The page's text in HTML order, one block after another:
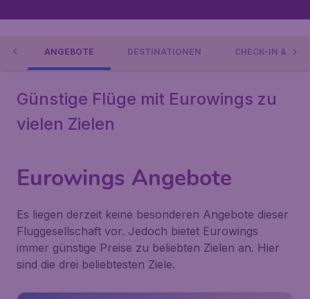
ANGEBOTE DESTINATIONEN CHECK-IN &
Günstige Flüge mit Eurowings zu
vielen Zielen
Eurowings Angebote
Es liegen derzeit keine besonderen Angebote dieser
Fluggesellschaft vor. Jedoch bietet Eurowings
immer günstige Preise zu beliebten Zielen an. Hier
sind die drei beliebtesten Ziele.